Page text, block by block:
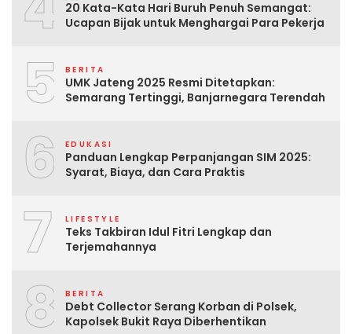
20 Kata-Kata Hari Buruh Penuh Semangat:
Ucapan Bijak untuk Menghargai Para Pekerja
5 BERITA
UMK Jateng 2025 Resmi Ditetapkan:
Semarang Tertinggi, Banjarnegara Terendah
6 EDUKASI
Panduan Lengkap Perpanjangan SIM 2025:
Syarat, Biaya, dan Cara Praktis
7 LIFESTYLE
Teks Takbiran Idul Fitri Lengkap dan
Terjemahannya
8 BERITA
Debt Collector Serang Korban di Polsek,
Kapolsek Bukit Raya Diberhentikan